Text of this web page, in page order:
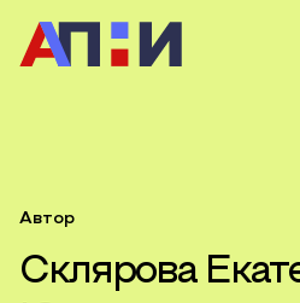
Автор
Склярова